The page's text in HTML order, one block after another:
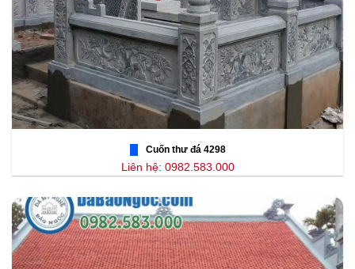
Cuốn thư đá 4298
Liên hệ: 0982.583.000